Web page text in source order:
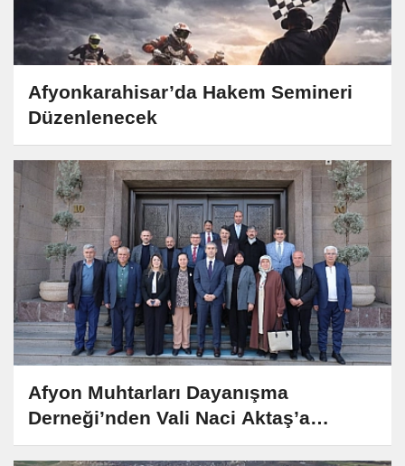
Afyonkarahisar’da Hakem Semineri
Düzenlenecek
Afyon Muhtarları Dayanışma
Derneği’nden Vali Naci Aktaş’a
Anlamlı Ziyaret